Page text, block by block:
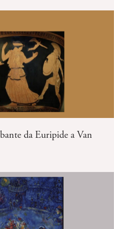
da Euripide a Van